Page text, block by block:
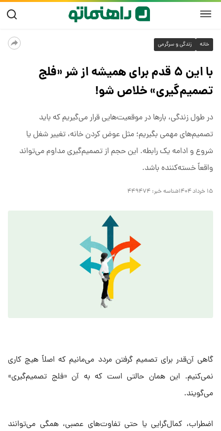
خانه زندگی و سرگرمی
با این ۵ قدم برای همیشه از شر «فلج
تصمیم‌گیری» خلاص شو!
در طول زندگی، بارها در موقعیت‌هایی قرار می‌گیریم که باید
تصمیم‌های مهمی بگیریم؛ مثل عوض کردن خانه، تغییر شغل یا
شروع و ادامه یک رابطه. این حجم از تصمیم‌گیری مداوم می‌تواند
واقعاً خسته‌کننده باشد.
۱۵ خرداد ۱۴۰۴ شناسه خبر: ۴۴۹۴۷۴
گاهی آن‌قدر برای تصمیم گرفتن مردد می‌مانیم که اصلاً هیچ کاری
نمی‌کنیم. این همان حالتی است که به آن «فلج تصمیم‌گیری»
می‌گویند.
اضطراب، کمال‌گرایی یا حتی تفاوت‌های عصبی، همگی می‌توانند